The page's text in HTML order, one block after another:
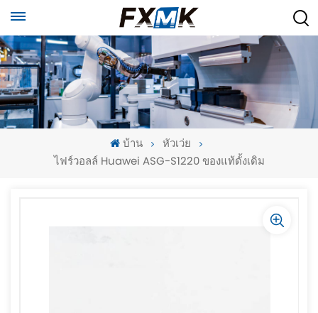
บ้าน
หัวเว่ย
ไฟร์วอลล์ Huawei ASG-S1220 ของแท้ดั้งเดิม